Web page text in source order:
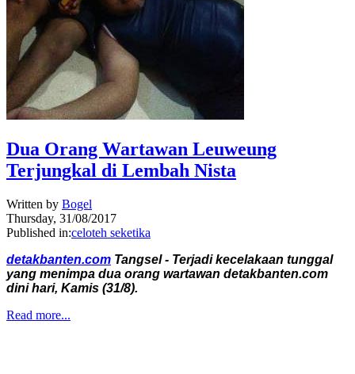
⁠⁠⁠Dua Orang Wartawan Leuweung
Terjungkal di Lembah Nista
Written by Bogel
Thursday, 31/08/2017
Published in:celoteh seketika
detakbanten.com Tangsel - Terjadi kecelakaan tunggal
yang menimpa dua orang wartawan detakbanten.com
dini hari, Kamis (31/8).
Read more...